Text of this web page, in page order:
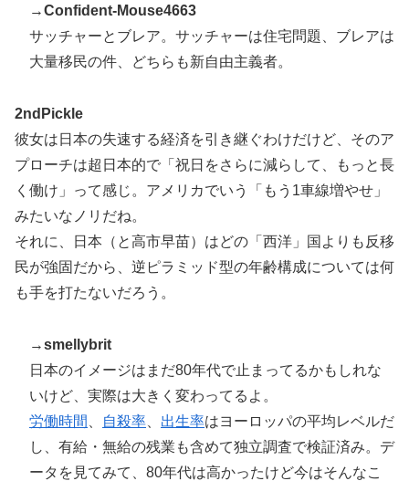
とは!?【海外の反応】
▶ 英国人「ようこそ」冨安健洋、クリスタルパレス加入が
決定的に！メディカル検査をパス！現地サポが歓迎！ア
▶ 韓国人「トヨタが2027年に次世代ハイブリッドバッテ
リーを導入へ！最大1000kmの航続距離や超高速充電を
目指す」
▶ 【海外の反応】ジョン・オルルードって「劣化版・元祖
大谷翔平」になれるくらいピッチャーとして通用した可
能性あるの？ → 「脳の病気がなかったらもっととんで
もない選手だっただろうな」「やろうと思えば二刀流を
が許さないんだよな」
レビ番組が最新SNSの数十年先を行っていたと話題に
▶ 海外「これが文明か！」日本に比べて超石器時代だった
英国に海外が大騒ぎ
▶
韓国の24時間無人のラーメン屋に世界が騒然！←「なん
て文明的なんだ！」（海外の反応）
→Confident-Mouse4663
サッチャーとブレア。サッチャーは住宅問題、ブレアは
大量移民の件、どちらも新自由主義者。
2ndPickle
彼女は日本の失速する経済を引き継ぐわけだけど、そのア
プローチは超日本的で「祝日をさらに減らして、もっと長
く働け」って感じ。アメリカでいう「もう1車線増やせ」
みたいなノリだね。
それに、日本（と高市早苗）はどの「西洋」国よりも反移
民が強固だから、逆ピラミッド型の年齢構成については何
も手を打たないだろう。
→smellybrit
日本のイメージはまだ80年代で止まってるかもしれな
いけど、実際は大きく変わってるよ。
労働時間
自殺率 出生率はヨーロッパの平均レベルだ
し、有給・無給の残業も含めて独立調査で検証済み。デ
ータを見てみて、80年代は高かったけど今はそんなこ